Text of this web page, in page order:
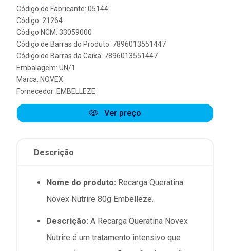
Código do Fabricante: 05144
Código: 21264
Código NCM: 33059000
Código de Barras do Produto: 7896013551447
Código de Barras da Caixa: 7896013551447
Embalagem: UN/1
Marca: NOVEX
Fornecedor: EMBELLEZE
Ver preço
Descrição
Nome do produto: Recarga Queratina
Novex Nutrire 80g Embelleze.
Descrição: A Recarga Queratina Novex
Nutrire é um tratamento intensivo que